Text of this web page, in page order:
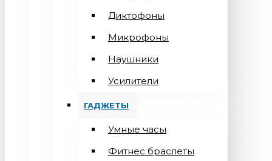
Диктофоны
Микрофоны
Наушники
Усилители
ГАДЖЕТЫ
Умные часы
Фитнес браслеты